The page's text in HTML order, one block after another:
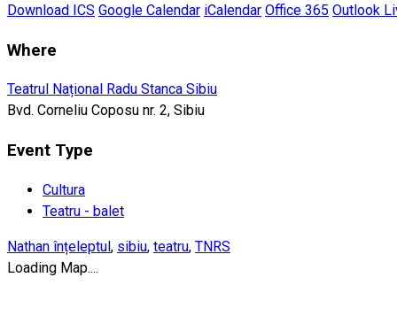
Download ICS Google Calendar iCalendar Office 365 Outlook
Where
Teatrul Național Radu Stanca Sibiu
Bvd. Corneliu Coposu nr. 2, Sibiu
Event Type
Cultura
Teatru - balet
Nathan înțeleptul, sibiu, teatru, TNRS
Loading Map....